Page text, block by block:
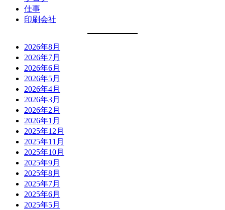
仕事
印刷会社
2026年8月
2026年7月
2026年6月
2026年5月
2026年4月
2026年3月
2026年2月
2026年1月
2025年12月
2025年11月
2025年10月
2025年9月
2025年8月
2025年7月
2025年6月
2025年5月